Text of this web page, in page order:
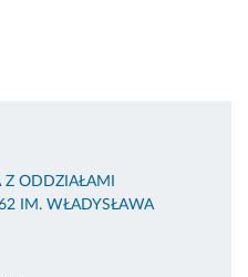
ODDZIAŁAMI
IM. WŁADYSŁAWA